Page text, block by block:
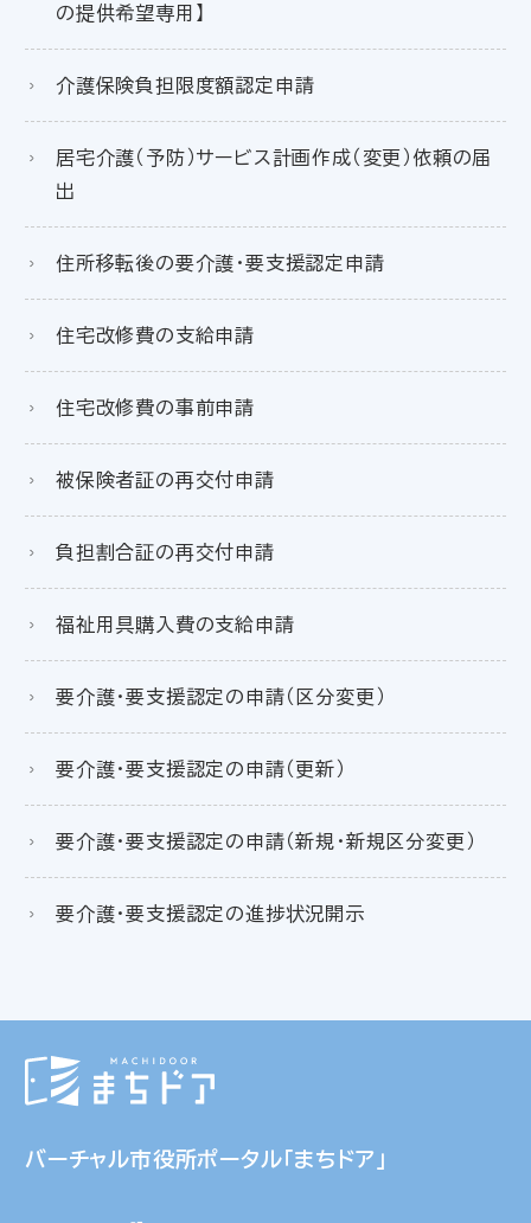
の提供希望専用】
介護保険負担限度額認定申請
居宅介護（予防）サービス計画作成（変更）依頼の届
出
住所移転後の要介護・要支援認定申請
住宅改修費の支給申請
住宅改修費の事前申請
被保険者証の再交付申請
負担割合証の再交付申請
福祉用具購入費の支給申請
要介護・要支援認定の申請（区分変更）
要介護・要支援認定の申請（更新）
要介護・要支援認定の申請（新規・新規区分変更）
要介護・要支援認定の進捗状況開示
バーチャル市役所ポータル「まちドア」